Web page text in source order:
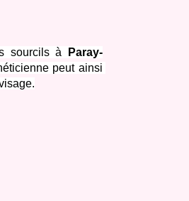
sourcils à
Paray-
peut ainsi